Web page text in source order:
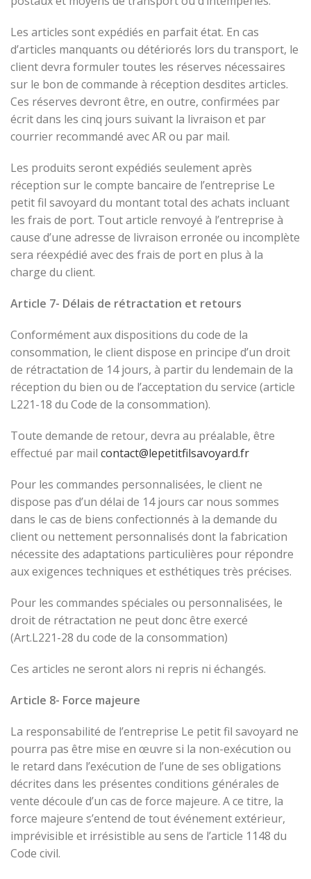
Les articles sont expédiés en parfait état. En cas
d’articles manquants ou détériorés lors du transport, le
client devra formuler toutes les réserves nécessaires
sur le bon de commande à réception desdites articles.
Ces réserves devront être, en outre, confirmées par
écrit dans les cinq jours suivant la livraison et par
courrier recommandé avec AR ou par mail.
Les produits seront expédiés seulement après
réception sur le compte bancaire de l’entreprise Le
petit fil savoyard du montant total des achats incluant
les frais de port. Tout article renvoyé à l’entreprise à
cause d’une adresse de livraison erronée ou incomplète
sera réexpédié avec des frais de port en plus à la
charge du client.
Article 7- Délais de rétractation et retours
Conformément aux dispositions du code de la
consommation, le client dispose en principe d’un droit
de rétractation de 14 jours, à partir du lendemain de la
réception du bien ou de l’acceptation du service (article
L221-18 du Code de la consommation).
Toute demande de retour, devra au préalable, être
effectué par mail contact@lepetitfilsavoyard.fr
Pour les commandes personnalisées, le client ne
dispose pas d’un délai de 14 jours car nous sommes
dans le cas de biens confectionnés à la demande du
client ou nettement personnalisés dont la fabrication
nécessite des adaptations particulières pour répondre
aux exigences techniques et esthétiques très précises.
Pour les commandes spéciales ou personnalisées, le
droit de rétractation ne peut donc être exercé
(Art.L221-28 du code de la consommation)
Ces articles ne seront alors ni repris ni échangés.
Article 8- Force majeure
La responsabilité de l’entreprise Le petit fil savoyard ne
pourra pas être mise en œuvre si la non-exécution ou
le retard dans l’exécution de l’une de ses obligations
décrites dans les présentes conditions générales de
vente découle d’un cas de force majeure. A ce titre, la
force majeure s’entend de tout événement extérieur,
imprévisible et irrésistible au sens de l’article 1148 du
Code civil.